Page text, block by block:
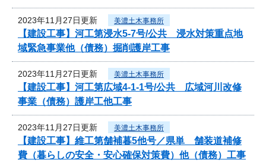
2023年11月27日更新 美濃土木事務所
【建設工事】河工第浸水5-7号/公共 浸水対策重点地
域緊急事業他（債務）掘削護岸工事
2023年11月27日更新 美濃土木事務所
【建設工事】河工第広域4-1-1号/公共 広域河川改修
事業（債務）護岸工他工事
2023年11月27日更新 美濃土木事務所
【建設工事】維工第舗補暮5他号／県単 舗装道補修
費（暮らしの安全・安心確保対策費）他（債務）工事